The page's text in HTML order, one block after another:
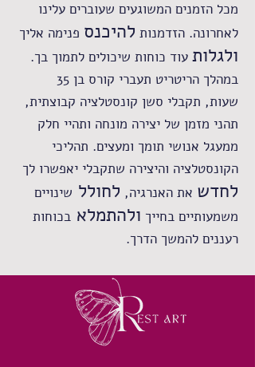
מכל הזמנים המשוגעים שעוברים עלינו
לאחרונה. הזדמנות להיכנס פנימה אליך
ולגלות עוד כוחות שיכולים לתמוך בך.
במהלך הריטריט תעברי קורס בן 35
שעות, תקבלי סשן קונסטלציה קבוצתית,
תהני מזמן של יצירה מונחה ותהיי חלק
ממעגל אנושי תומך ומעצים. תהליכי
הקונסטלציה והיצירה שתקבלי יאפשרו לך
לחדש את האנרגיה, לחולל שינויים
משמעותיים בחייך ולהתמלא בכוחות
רעננים להמשך הדרך.